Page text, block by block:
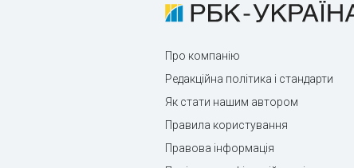
Про компанію
Редакційна політика і стандарти
Як стати нашим автором
Правила користування
Правова інформація